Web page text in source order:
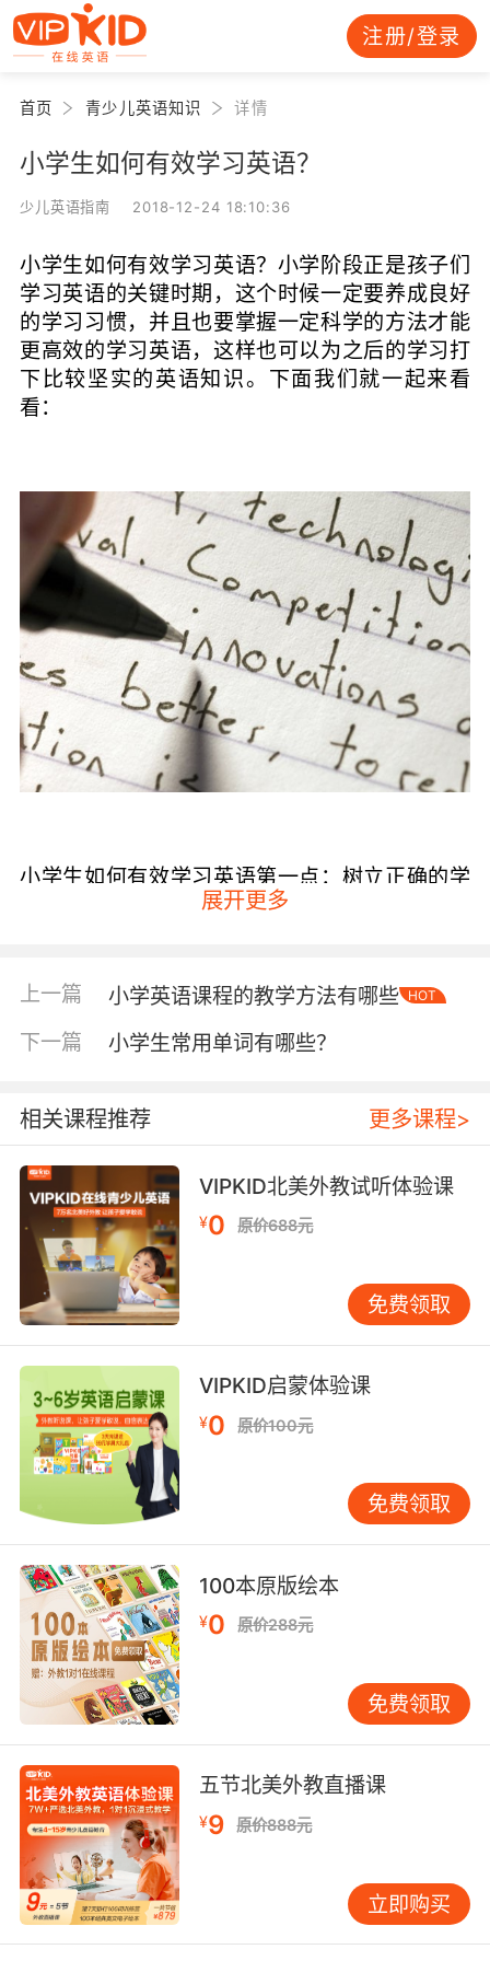
注册/登录
首页 青少儿英语知识 详情
小学生如何有效学习英语？
少儿英语指南 2018-12-24 18:10:36
小学生如何有效学习英语？小学阶段正是孩子们
学习英语的关键时期，这个时候一定要养成良好
的学习习惯，并且也要掌握一定科学的方法才能
更高效的学习英语，这样也可以为之后的学习打
下比较坚实的英语知识。下面我们就一起来看
看：
小学生如何有效学习英语第一点：树立正确的学
度，要知道学习英语不仅仅是为了应付学校的考
试，我们都知道英语这是一门语言那么学习英语
其实就是为了更好地使用它。因此学习英语的时
小学生如何有效学习英语第二点：制定合理的学
习计划
学习一定要有科学合理的计划，这样我们才能朝
着自己目标不断努力。但是制定计划的时候一定
要结合自己的学习需求和学习特点来，一开始可
慢慢等自己的英语水平提上去了再及时调整自己
的学习计划。
小学生如何有效学习英语第三点：养成良好的学
习习惯
1、随时随地学习英语——单单靠课堂上的学习是
不够的，那么我们可以利用起吃饭前后、坐车的
时候以及睡觉前后的零碎时间，这样随时随地进
行英语学习可以达到比较好的学习效果。
2、坚持做课堂笔记——课堂笔记是学习任何一门
学科都要做的，因为我们的记忆并不是永久的，
所以对于自己不熟悉的知识或者是老师讲解的重
点，一定要做好笔记并且及时复习、经常复习，
这样才能记忆的更加深刻和牢固。
展开更多
上一篇 小学英语课程的教学方法有哪些 HOT
下一篇 小学生常用单词有哪些？
相关课程推荐 更多课程>
VIPKID北美外教试听体验课
¥0 原价688元
免费领取
VIPKID启蒙体验课
¥0 原价100元
免费领取
100本原版绘本
¥0 原价288元
免费领取
五节北美外教直播课
¥9 原价888元
立即购买